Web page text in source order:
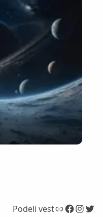
Podeli vestLink Facebook InstagramTwitter